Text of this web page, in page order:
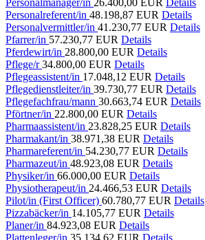
Personalreferent/in 48.198,87 EUR Details
Personalvermittler/in 41.230,77 EUR Details
Pfarrer/in 57.230,77 EUR Details
Pferdewirt/in 28.800,00 EUR Details
Pflege/r34.800,00 EUR Details
Pflegeassistent/in 17.048,12 EUR Details
Pflegedienstleiter/in 39.730,77 EUR Details
Pflegefachfrau/mann 30.663,74 EUR Details
Pförtner/in 22.800,00 EUR Details
Pharmaassistent/in 23.828,25 EUR Details
Pharmakant/in 38.971,38 EUR Details
Pharmareferent/in 54.230,77 EUR Details
Pharmazeut/in 48.923,08 EUR Details
Physiker/in 66.000,00 EUR Details
Physiotherapeut/in 24.466,53 EUR Details
Pilot/in (First Officer) 60.780,77 EUR Details
Pizzabäcker/in 14.105,77 EUR Details
Planer/in 84.923,08 EUR Details
Plattenleger/in 35.134,62 EUR Details